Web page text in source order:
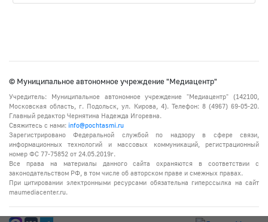
© Муниципальное автономное учреждение "Медиацентр"
Учредитель: Муниципальное автономное учреждение "Медиацентр" (142100,
Московская область, г. Подольск, ул. Кирова, 4). Телефон: 8 (4967) 69-05-20.
Главный редактор Чернятина Надежда Игоревна.
Свяжитесь с нами: info@pochtasmi.ru
Зарегистрировано Федеральной службой по надзору в сфере связи,
информационных технологий и массовых коммуникаций, регистрационный
номер ФС 77-75852 от 24.05.2019г.
Все права на материалы данного сайта охраняются в соответствии с
законодательством РФ, в том числе об авторском праве и смежных правах.
При цитировании электронными ресурсами обязательна гиперссылка на сайт
maumediacenter.ru.